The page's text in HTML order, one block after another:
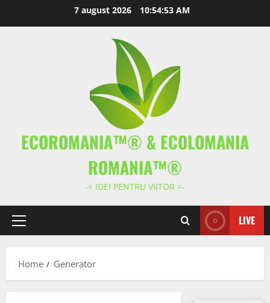
7 august 2026 10:54:53 AM
ECOROMANIA™® & ECOLOMANIA
ROMANIA™®
-= IDEI PENTRU VIITOR =-
Primary
LIVE
Home Generator